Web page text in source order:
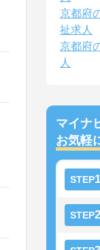
京都府
祉求人
京都府
人
マイナ
お気軽
STEP1
STEP2